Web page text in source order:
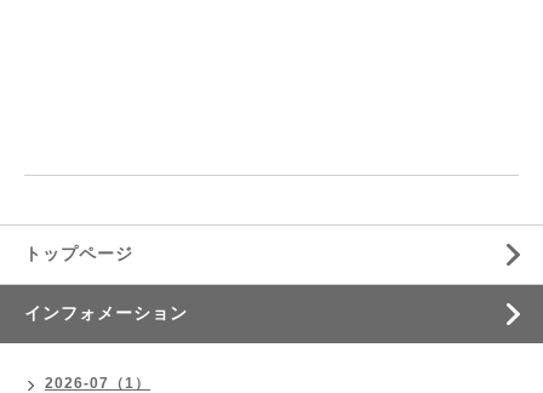
トップページ
インフォメーション
2026-07（1）